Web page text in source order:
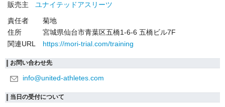
販売主
ユナイテッドアスリーツ
責任者
菊地
住所
宮城県仙台市青葉区五橋1-6-6 五橋ビル7F
関連URL
https://mori-trial.com/training
お問い合わせ先
info@united-athletes.com
当日の受付について